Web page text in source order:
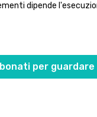
dipende
o fermarti se
quando inserisci
per guardare